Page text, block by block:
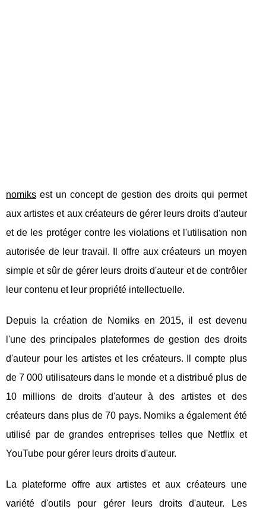
nomiks est un concept de gestion des droits qui permet
aux artistes et aux créateurs de gérer leurs droits d'auteur
et de les protéger contre les violations et l'utilisation non
autorisée de leur travail. Il offre aux créateurs un moyen
simple et sûr de gérer leurs droits d'auteur et de contrôler
leur contenu et leur propriété intellectuelle.
Depuis la création de Nomiks en 2015, il est devenu
l'une des principales plateformes de gestion des droits
d'auteur pour les artistes et les créateurs. Il compte plus
de 7 000 utilisateurs dans le monde et a distribué plus de
10 millions de droits d'auteur à des artistes et des
créateurs dans plus de 70 pays. Nomiks a également été
utilisé par de grandes entreprises telles que Netflix et
YouTube pour gérer leurs droits d'auteur.
La plateforme offre aux artistes et aux créateurs une
variété d'outils pour gérer leurs droits d'auteur. Les